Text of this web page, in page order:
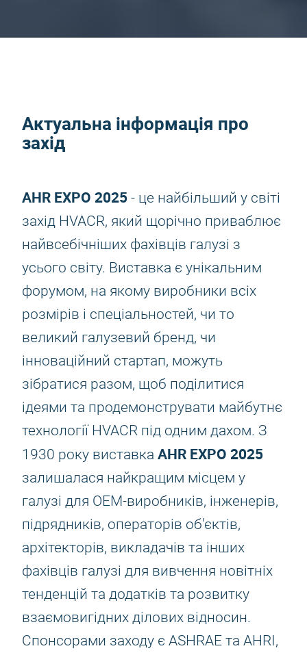
Актуальна інформація про
захід
AHR EXPO 2025 - це найбільший у світі
захід HVACR, який щорічно приваблює
найвсебічніших фахівців галузі з
усього світу. Виставка є унікальним
форумом, на якому виробники всіх
розмірів і спеціальностей, чи то
великий галузевий бренд, чи
інноваційний стартап, можуть
зібратися разом, щоб поділитися
ідеями та продемонструвати майбутнє
технології HVACR під одним дахом. З
1930 року виставка AHR EXPO 2025
залишалася найкращим місцем у
галузі для OEM-виробників, інженерів,
підрядників, операторів об'єктів,
архітекторів, викладачів та інших
фахівців галузі для вивчення новітніх
тенденцій та додатків та розвитку
взаємовигідних ділових відносин.
Спонсорами заходу є ASHRAE та AHRI,